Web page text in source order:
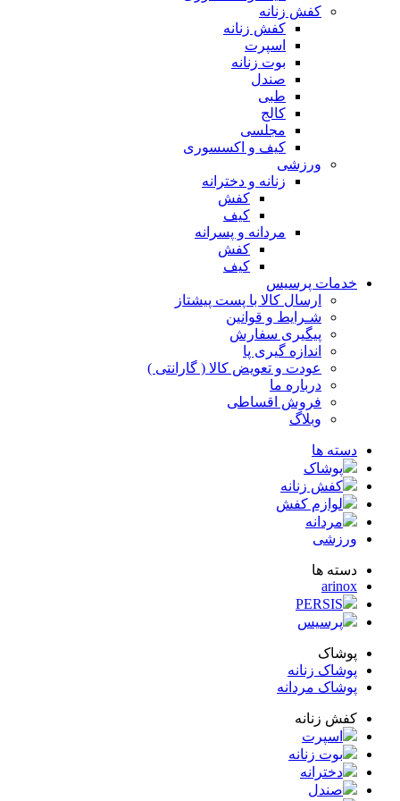
کفش زنانه
کفش زنانه
اسپرت
بوت زنانه
مجلسی
کیف و اکسسوری
ورزشی
زنانه و دخترانه
مردانه و پسرانه
پرسیس
ارسال کالا با پست پیشتاز
شـرایط و قوانین
پیگیری سفارش
اندازه گیری پا
عودت و تعویض کالا ( گارانتی )
درباره ما
فروش اقساطی
ها
پوشاک
کفش زنانه
لوازم کفش
مردانه
ها
PERSIS
پرسیس
زنانه
مردانه
زنانه
اسپرت
بوت زنانه
دخترانه
صندل